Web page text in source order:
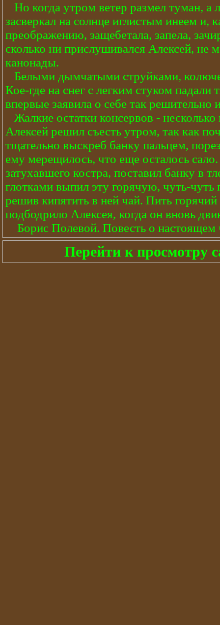
Но когда утром ветер размел туман, а
засверкал на солнце иглистым инеем и,
преображению, защебетала, запела,
сколько ни прислушивался Алексей, не
канонады.
Белыми дымчатыми струйками, колюче
Кое-где на снег с легким стуком
впервые заявила о себе так решительно
Жалкие остатки консервов -
Алексей решил съесть утром, так как
тщательно выскреб банку пальцем,
ему мерещилось, что еще осталось
затухавшего костра, поставил банку в
глотками выпил эту горячую, чуть-
решив кипятить в ней чай. Пить
подбодрило Алексея, когда он вновь
Борис Полевой. Повесть о настоящем
Перейти к просмотру